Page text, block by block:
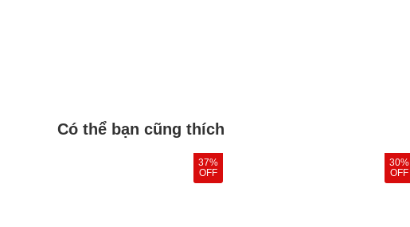
Có thể bạn cũng thích
37%
OFF
30%
OFF